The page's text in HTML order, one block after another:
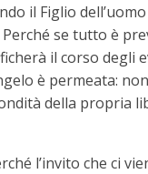
il Figlio
se tutto è
il corso degli
è permeata:
della propria
l’invito che ci